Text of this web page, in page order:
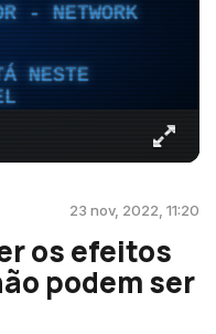
- NETWORK
NESTE
23 nov, 2022, 11:20
os efeitos
podem ser